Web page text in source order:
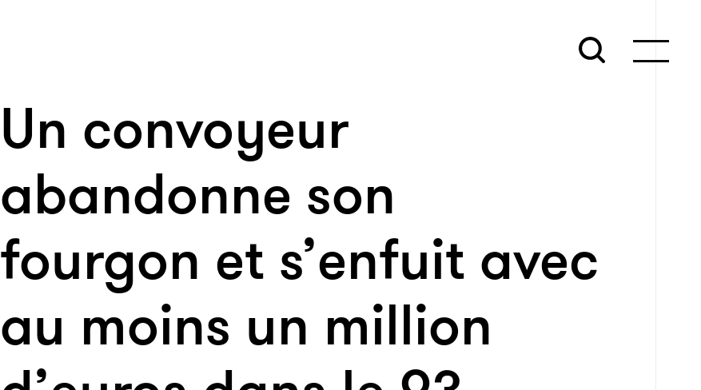
Un convoyeur
abandonne son
fourgon et s’enfuit avec
au moins un million